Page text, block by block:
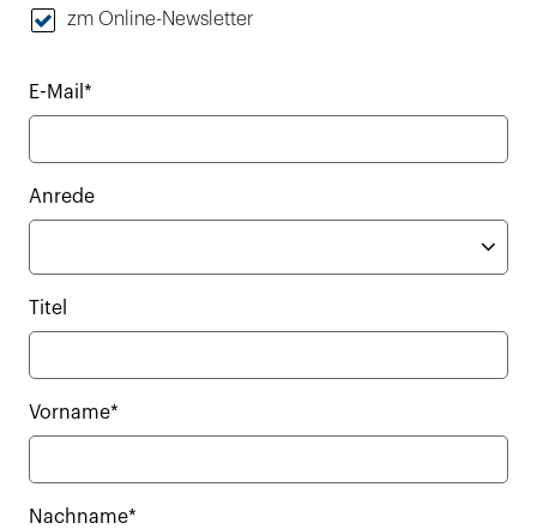
zm Online-Newsletter
E-Mail*
Anrede
Titel
Vorname*
Nachname*